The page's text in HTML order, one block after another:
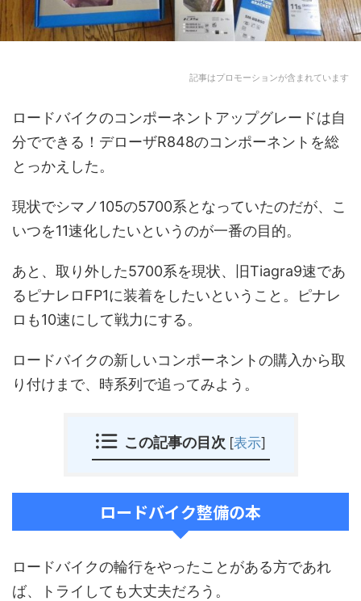
記事はプロモーションが含まれています
ロードバイクのコンポーネントアップグレードは自
分でできる！デローザR848のコンポーネントを総
とっかえした。
現状でシマノ105の5700系となっていたのだが、こ
いつを11速化したいというのが一番の目的。
あと、取り外した5700系を現状、旧Tiagra9速であ
るピナレロFP1に装着をしたいということ。ピナレ
ロも10速にして戦力にする。
ロードバイクの新しいコンポーネントの購入から取
り付けまで、時系列で追ってみよう。
この記事の目次 [表示]
ロードバイク整備の本
ロードバイクの輪行をやったことがある方であれ
ば、トライしても大丈夫だろう。